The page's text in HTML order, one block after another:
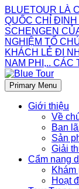
BLUETOUR LÀ
QUỐC CHỈ
SCHENGEN
NGHIỆM TỔ
KHÁCH LẺ ĐI
NAM PHI,.. CÁC
Primary Menu
Giới thiệu
Về
Ban
Sản
Giải
Cẩm nang
Khám
Hoạt